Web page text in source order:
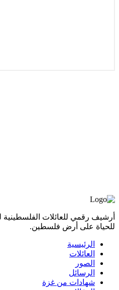
أرشيف رقمي للعائلات الفلسطينية
للحياة على أرض فلسطين.
الرئيسية
العائلات
الصور
الرسائل
شهادات من غزة